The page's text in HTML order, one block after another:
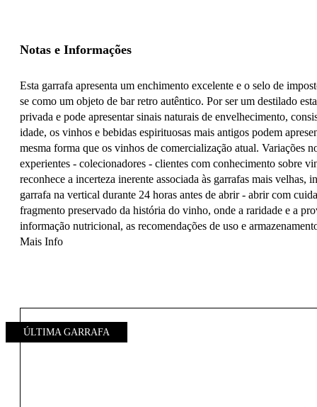
Notas e Informações
Esta garrafa apresenta um enchimento excelente e o selo de
se como um objeto de bar retro autêntico. Por ser um destilado
privada e pode apresentar sinais naturais de envelhecimento,
idade, os vinhos e bebidas espirituosas mais antigos podem
mesma forma que os vinhos de comercialização atual. Variações
experientes - colecionadores - clientes com conhecimento sobre
reconhece a incerteza inerente associada às garrafas mais
garrafa na vertical durante 24 horas antes de abrir - abrir com
fragmento preservado da história do vinho, onde a raridade e a
informação nutricional, as recomendações de uso e
Mais Info
ÚLTIMA GARRAFA